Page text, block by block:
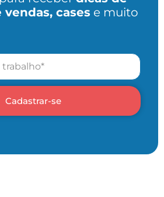
cases e muito
Cadastrar-se